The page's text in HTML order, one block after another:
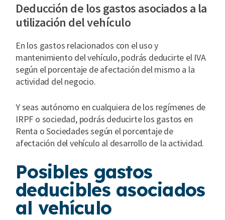
Deducción de los gastos asociados a la
utilización del vehículo
En los gastos relacionados con el uso y
mantenimiento del vehículo, podrás deducirte el IVA
según el porcentaje de afectación del mismo a la
actividad del negocio.
Y seas autónomo en cualquiera de los regímenes de
IRPF o sociedad, podrás deducirte los gastos en
Renta o Sociedades según el porcentaje de
afectación del vehículo al desarrollo de la actividad.
Posibles gastos
deducibles asociados
al vehículo